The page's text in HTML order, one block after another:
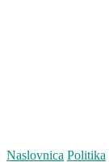
Naslovnica Politika